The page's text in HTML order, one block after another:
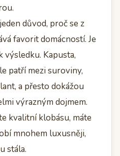
důvod, proč se z
favorit domácností. Je
výsledku. Kapusta,
patří mezi suroviny,
a přesto dokážou
výrazným dojmem.
kvalitní klobásu, máte
mnohem luxusněji,
stála.